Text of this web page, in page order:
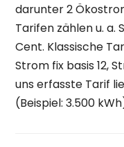
darunter 2
Tarifen zählen u. a.
Cent. Klassische
Strom fix basis 12,
uns erfasste Tarif
(Beispiel: 3.500